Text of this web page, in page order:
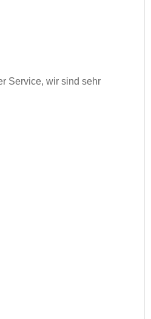
Service, wir sind sehr